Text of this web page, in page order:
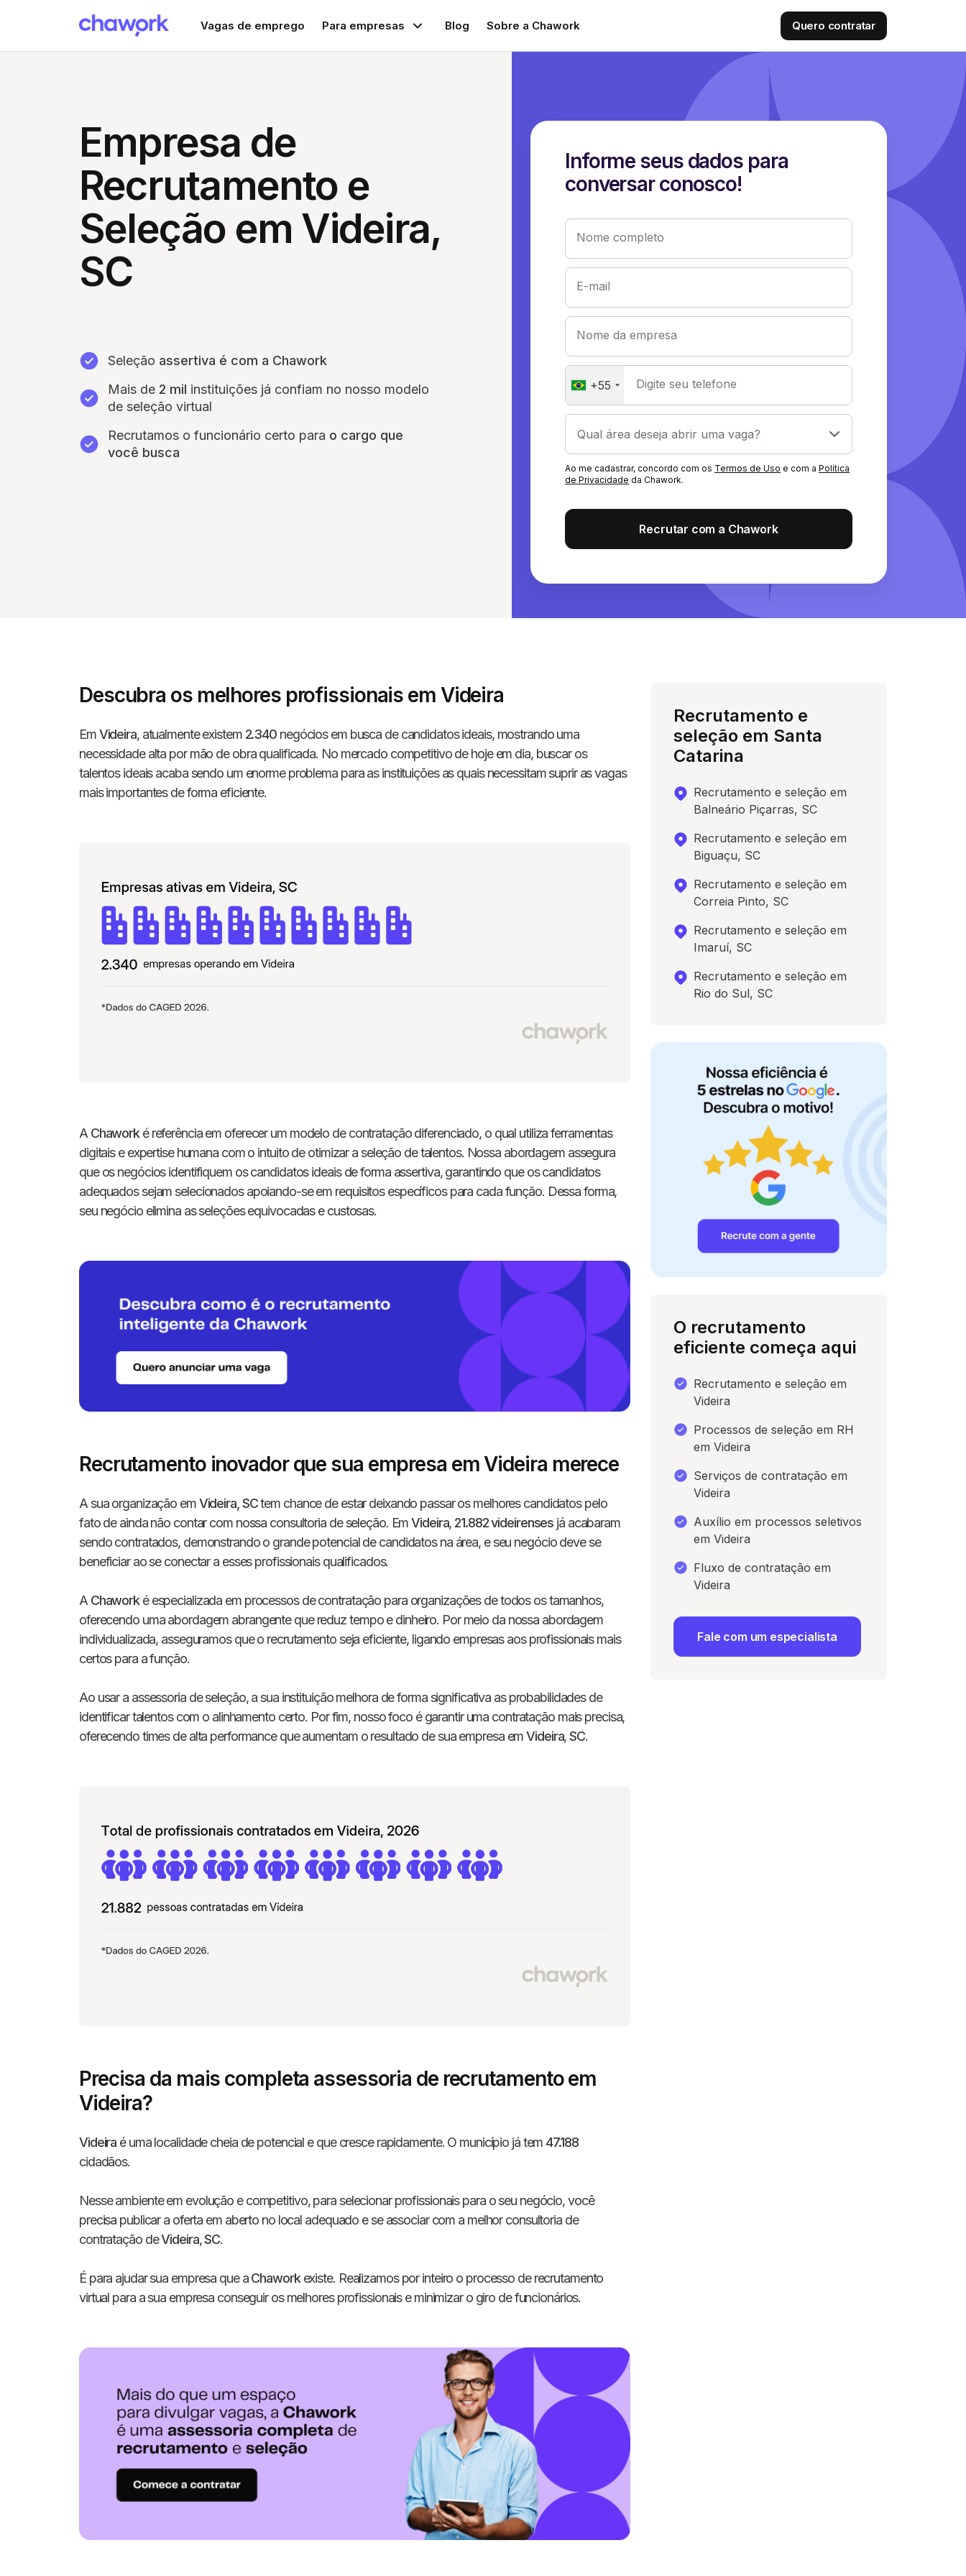
Vagas de emprego Para empresas Blog Sobre a Chawork Quero contratar
Empresa de
Recrutamento e
Seleção em Videira,
SC
Seleção assertiva é com a Chawork
Mais de 2 mil instituições já confiam no nosso modelo
de seleção virtual
Recrutamos o funcionário certo para o cargo que
você busca
Informe seus dados para
conversar conosco!
Nome completo
E-mail
Nome da empresa
+55 Digite seu telefone
Ao me cadastrar, concordo com os Termos de Uso e com a Política
de Privacidade da Chawork.
Recrutar com a Chawork
Descubra os melhores profissionais em Videira
EmVideira, atualmente existem 2.340 negócios em busca de candidatos ideais, mostrando uma
necessidade alta por mão de obra qualificada. No mercado competitivo de hoje em dia, buscar os
talentos ideais acaba sendo um enorme problema para as instituições as quais necessitam suprir as vagas
mais importantes de forma eficiente.
A Chawork é referência em oferecer um modelo de contratação diferenciado, o qual utiliza ferramentas
digitais e expertise humana com o intuito de otimizar a seleção de talentos. Nossa abordagem assegura
que os negócios identifiquem os candidatos ideais de forma assertiva, garantindo que os candidatos
adequados sejam selecionados apoiando-se em requisitos específicos para cada função. Dessa forma,
seu negócio elimina as seleções equivocadas e custosas.
Recrutamento inovador que sua empresa em Videira merece
A sua organização emVideira, SCtem chance de estar deixando passar os melhores candidatos pelo
fato de ainda não contar com nossa consultoria de seleção. EmVideira, 21.882 videirenses já acabaram
sendo contratados, demonstrando o grande potencial de candidatos na área, e seu negócio deve se
beneficiar ao se conectar a esses profissionais qualificados.
A Chawork é especializada em processos de contratação para organizações de todos os tamanhos,
oferecendo uma abordagem abrangente que reduz tempo e dinheiro. Por meio da nossa abordagem
individualizada, asseguramos que o recrutamento seja eficiente, ligando empresas aos profissionais mais
certos para a função.
Ao usar a assessoria de seleção, a sua instituição melhora de forma significativa as probabilidades de
identificar talentos com o alinhamento certo. Por fim, nosso foco é garantir uma contratação mais precisa,
oferecendo times de alta performance que aumentam o resultado de sua empresa emVideira,SC.
Precisa da mais completa assessoria de recrutamento em
Videira?
Videira é uma localidade cheia de potencial e que cresce rapidamente. O município já tem 47.188
cidadãos.
Nesse ambiente em evolução e competitivo, para selecionar profissionais para o seu negócio, você
precisa publicar a oferta em aberto no local adequado e se associar com a melhor consultoria de
contratação deVideira,SC.
É para ajudar sua empresa que aChaworkexiste. Realizamos por inteiro o processo de recrutamento
virtual para a sua empresa conseguir os melhores profissionais e minimizar o giro de funcionários.
Recrutamento e
seleção em Santa
Catarina
Recrutamento e seleção em
Balneário Piçarras, SC
Recrutamento e seleção em
Biguaçu, SC
Recrutamento e seleção em
Correia Pinto, SC
Recrutamento e seleção em
Imaruí, SC
Recrutamento e seleção em
Rio do Sul, SC
O recrutamento
eficiente começa aqui
Recrutamento e seleção em
Videira
Processos de seleção em RH
em Videira
Serviços de contratação em
Videira
Auxílio em processos seletivos
em Videira
Fluxo de contratação em
Videira
Fale com um especialista
Informe seus dados para conversar
conosco!
E-mail
+55 Digite seu telefone